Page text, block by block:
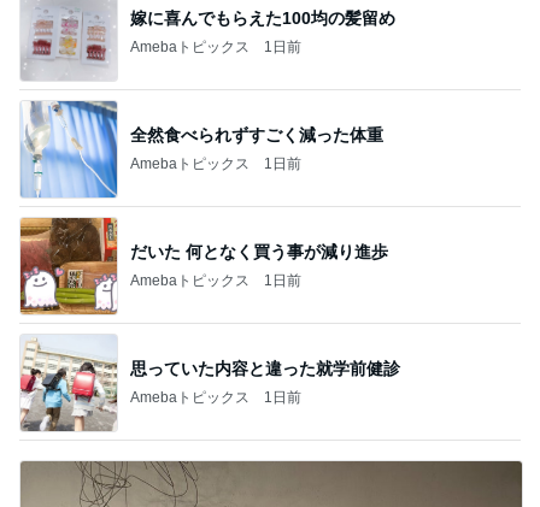
嫁に喜んでもらえた100均の髪留め
Amebaトピックス 1日前
全然食べられずすごく減った体重
Amebaトピックス 1日前
だいた 何となく買う事が減り進歩
Amebaトピックス 1日前
思っていた内容と違った就学前健診
Amebaトピックス 1日前